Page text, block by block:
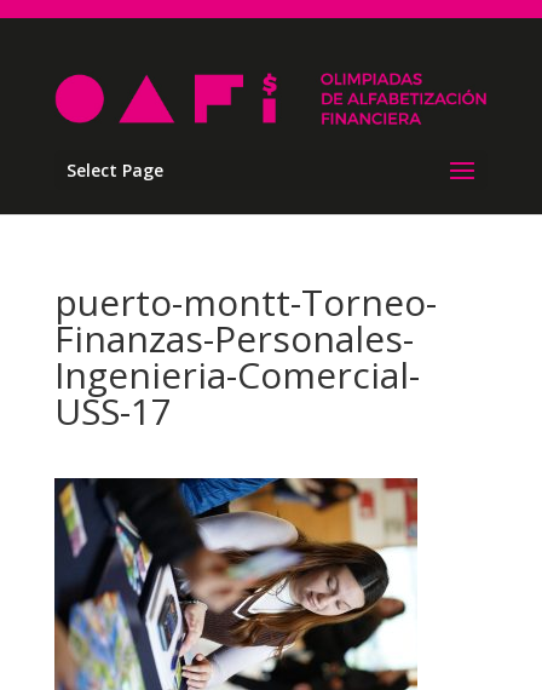
Select Page
puerto-montt-Torneo-
Finanzas-Personales-
Ingenieria-Comercial-
USS-17